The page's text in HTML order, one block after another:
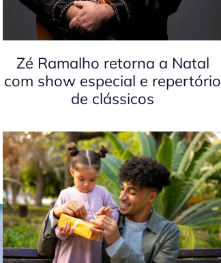
Zé Ramalho retorna a Natal
com show especial e repertório
de clássicos